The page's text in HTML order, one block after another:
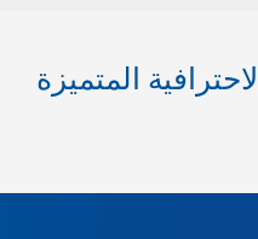
المتميزة